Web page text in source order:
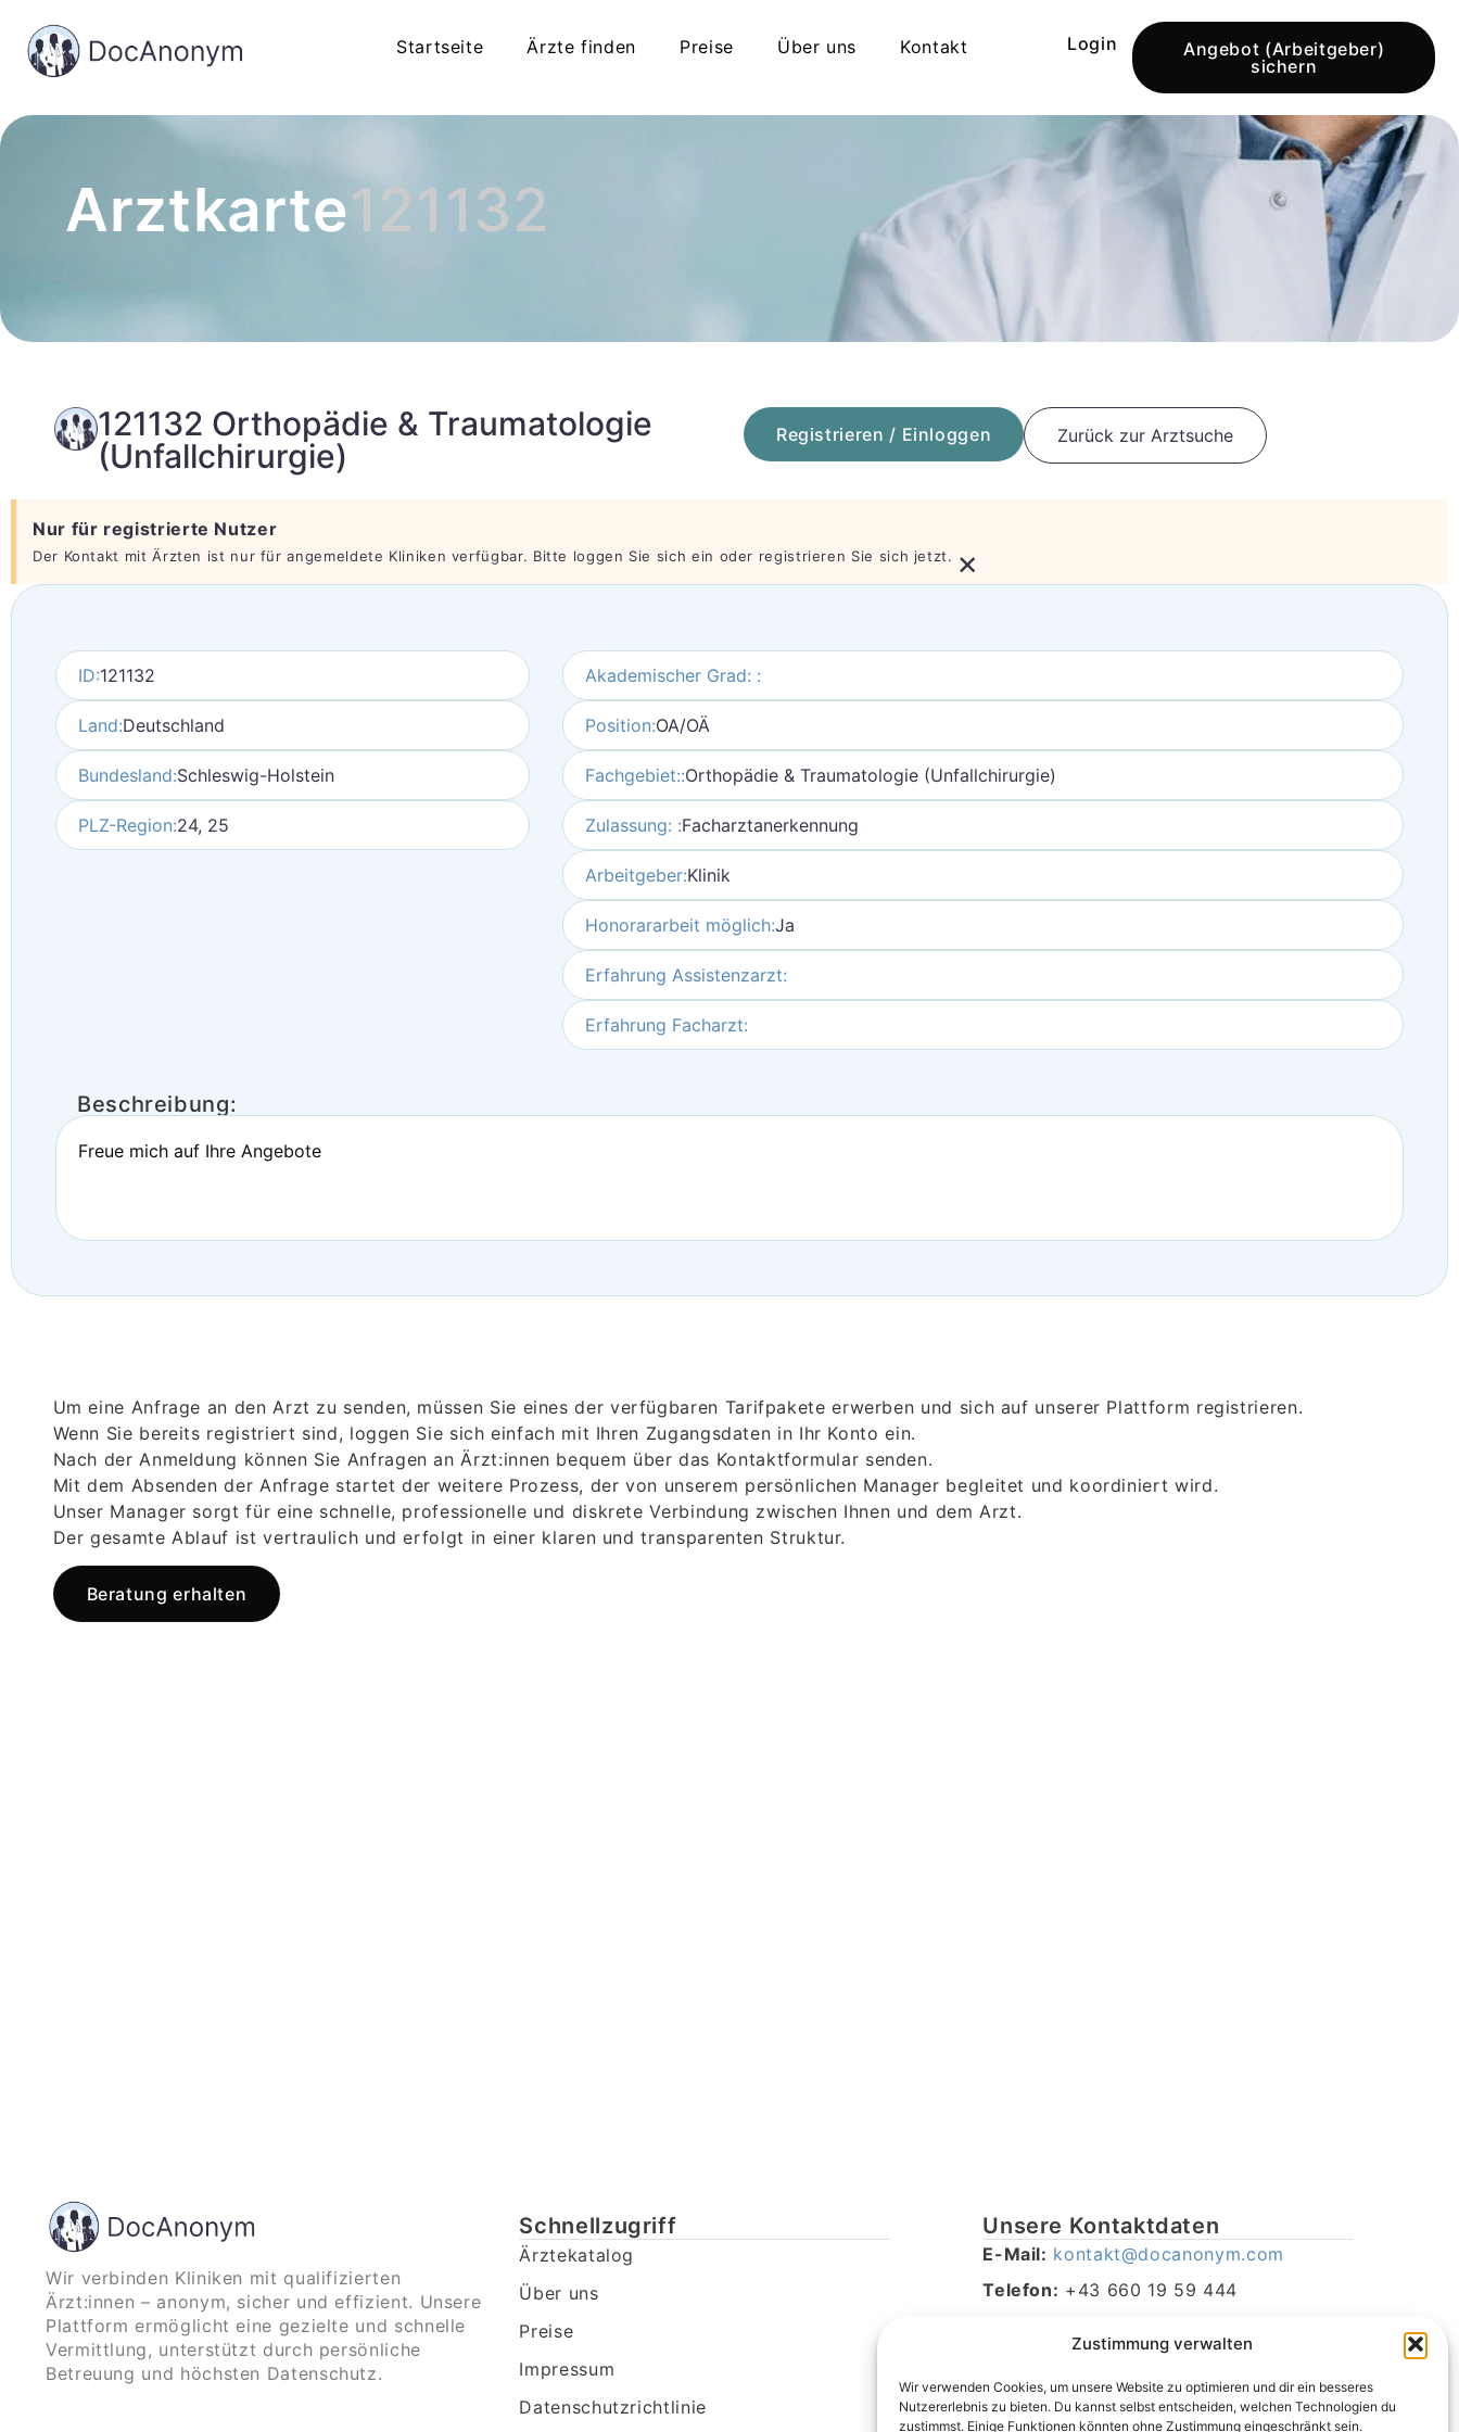
Zustimmung verwalten
Wir verwenden Cookies, um unsere Website zu optimieren und dir ein besseres
Nutzererlebnis zu bieten. Du kannst selbst entscheiden, welchen Technologien du
zustimmst. Einige Funktionen könnten ohne Zustimmung eingeschränkt sein.
Startseite Ärzte finden Preise Über uns Kontakt Login
Angebot (Arbeitgeber)
sichern
Arztkarte121132
121132 Orthopädie & Traumatologie
(Unfallchirurgie)
Registrieren / Einloggen Zurück zur Arztsuche
Nur für registrierte Nutzer
Der Kontakt mit Ärzten ist nur für angemeldete Kliniken verfügbar. Bitte loggen Sie sich ein oder registrieren Sie sich jetzt. ×
ID:121132
Land:Deutschland
Bundesland:Schleswig-Holstein
PLZ-Region:24, 25
Akademischer Grad: :
Position:OA/OÄ
Fachgebiet::Orthopädie & Traumatologie (Unfallchirurgie)
Zulassung: :Facharztanerkennung
Arbeitgeber:Klinik
Honorararbeit möglich:Ja
Erfahrung Assistenzarzt:
Erfahrung Facharzt:
Beschreibung:
Freue mich auf Ihre Angebote
Um eine Anfrage an den Arzt zu senden, müssen Sie eines der verfügbaren Tarifpakete erwerben und sich auf unserer Plattform registrieren.
Wenn Sie bereits registriert sind, loggen Sie sich einfach mit Ihren Zugangsdaten in Ihr Konto ein.
Nach der Anmeldung können Sie Anfragen an Ärzt:innen bequem über das Kontaktformular senden.
Mit dem Absenden der Anfrage startet der weitere Prozess, der von unserem persönlichen Manager begleitet und koordiniert wird.
Unser Manager sorgt für eine schnelle, professionelle und diskrete Verbindung zwischen Ihnen und dem Arzt.
Der gesamte Ablauf ist vertraulich und erfolgt in einer klaren und transparenten Struktur.
Beratung erhalten
Wir verbinden Kliniken mit qualifizierten
Ärzt:innen – anonym, sicher und effizient. Unsere
Plattform ermöglicht eine gezielte und schnelle
Vermittlung, unterstützt durch persönliche
Betreuung und höchsten Datenschutz.
Schnellzugriff
Ärztekatalog
Über uns
Preise
Impressum
Datenschutzrichtlinie
Unsere Kontaktdaten
E-Mail: kontakt@docanonym.com
Telefon: +43 660 19 59 444
Traunsee, Österreich